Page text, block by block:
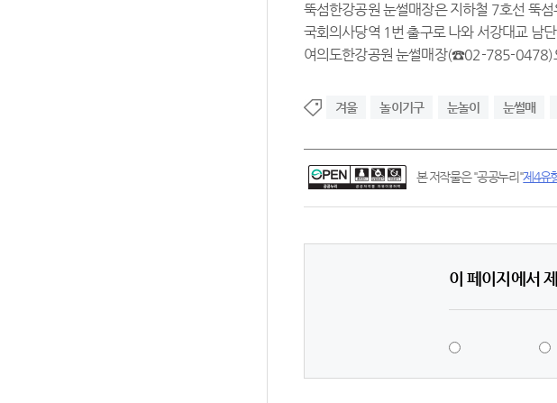
뚝섬한강공원 눈썰매장은 지하철 7호선 뚝
국회의사당역 1번 출구로 나와 서강대교
여의도한강공원 눈썰매장(☎02-785-0478)
겨울 놀이기구 눈놀이 눈썰매
본 저작물은 "공공누리"제4유
이 페이지에서